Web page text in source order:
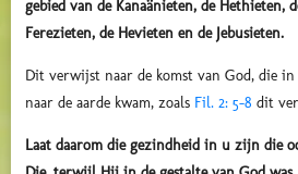
gebied van de Kanaänieten, de Hethieten,
Ferezieten, de Hevieten en de Jebusieten.
Dit verwijst naar de komst van God, die in
naar de aarde kwam, zoals Fil. 2: 5-8 dit
Laat daarom die gezindheid in u zijn die